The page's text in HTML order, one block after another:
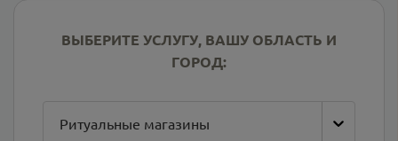
ВЫБЕРИТЕ УСЛУГУ, ВАШУ ОБЛАСТЬ И
ГОРОД:
Ритуальные магазины